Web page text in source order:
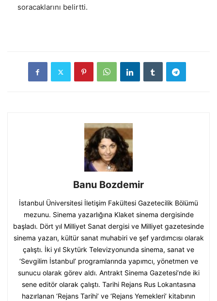
soracaklarını belirtti.
Banu Bozdemir
İstanbul Üniversitesi İletişim Fakültesi Gazetecilik Bölümü
mezunu. Sinema yazarlığına Klaket sinema dergisinde
başladı. Dört yıl Milliyet Sanat dergisi ve Milliyet gazetesinde
sinema yazarı, kültür sanat muhabiri ve şef yardımcısı olarak
çalıştı. İki yıl Skytürk Televizyonunda sinema, sanat ve
‘Sevgilim İstanbul’ programlarında yapımcı, yönetmen ve
sunucu olarak görev aldı. Antrakt Sinema Gazetesi’nde iki
sene editör olarak çalıştı. Tarihi Rejans Rus Lokantasına
hazırlanan ‘Rejans Tarihi’ ve ‘Rejans Yemekleri’ kitabının